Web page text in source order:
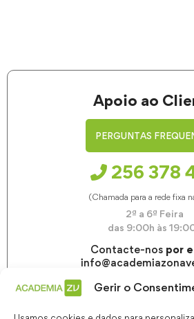
Gerir o
Apoio ao
PERGUNTAS
256 378
(Chamada para a rede fixa
2ª a 6ª Feira
das 9:00h às
Contacte-nos por